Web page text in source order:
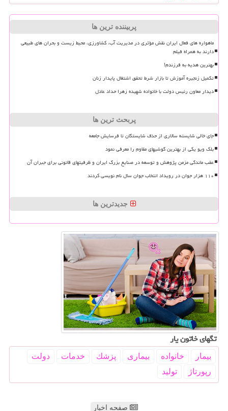
پربیننده ترین ها
ماهواره های فعال ایران نقش مؤثری در مدیریت آب، کشاورزی، محیط زیست و بحران های طبیعی
دارند به همراه فیلم
بهترین هدیه به فرزندم!
تکمیل زنجیره آموزش تا بازار شرط تحقق اشتغال پایدار زنان
دیدار معاون رئیس دولت با خانواده شهیده زهرا حداد عادل
پربحث ترین ها
جای خالی شایسته سالاری از حذف شایستگان تا فرسایش جامعه
بلک ویو یکی از بهترین گوشیهای مقاوم را معرفی نمود
عقب ماندگی مزمن پژوهش و توسعه در صنایع بزرگ ایران و ظرفیتهای قانونی برای جبران آن
۱۱۰ هزار جوان در رویداد انتخاب جوان سال نام نویسی کردند
جدیدترین ها
تگهای خاتون یار
بیمار خانواده بیماری پزشك خدمات
دولت
رپورتاژ
تولید
صفحه اخبار